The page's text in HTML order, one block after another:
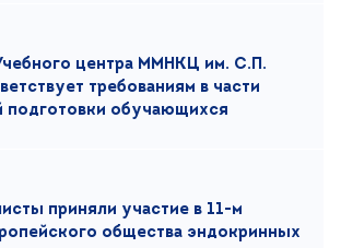
центра ММНКЦ им. С.П.
требованиям в части
подготовки обучающихся
приняли участие в 11-м
общества эндокринных